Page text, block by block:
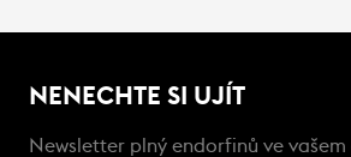
NENECHTE SI UJÍT
Newsletter plný endorfinů ve vašem